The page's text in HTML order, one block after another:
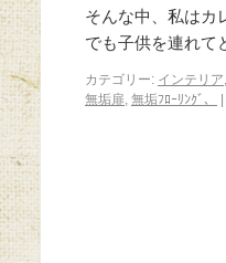
そんな中、私はカ
でも子供を連れて
カテゴリー: インテリア,
無垢扉, 無垢ﾌﾛｰﾘﾝｸﾞ、